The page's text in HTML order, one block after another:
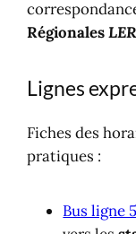
RégionalesLER
Lignes
Fiches des
pratiques :
Bus ligne